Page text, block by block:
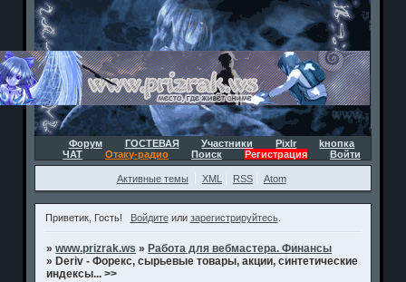
Форум ГОСТЕВАЯ Участники Pixlr
kнопка
ЧАТ
Отаку-радио Поиск Регистрация Войти
Активные темы XML RSS Atom
Приветик, Гость! Войдитеили зарегистрируйтесь.
»www.prizrak.ws » Работа для вебмастера. Финансы
» Deriv - Форекс, сырьевые товары, акции, синтетические
индексы... >>